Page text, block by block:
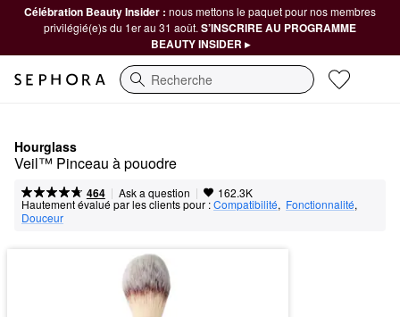
Célébration Beauty Insider : nous mettons le paquet pour nos membres
privilégié(e)s du 1er au 31 août. S’INSCRIRE AU PROGRAMME
BEAUTY INSIDER ▸
Recherche
Hourglass
Veil™ Pinceau à pouodre
464 | Ask a question | 162.3K
Hautement évalué par les clients pour :Compatibilité, Fonctionnalité,
Douceur